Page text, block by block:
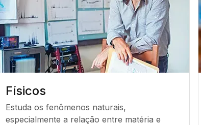
Físicos
Estuda os fenômenos naturais,
especialmente a relação entre matéria e